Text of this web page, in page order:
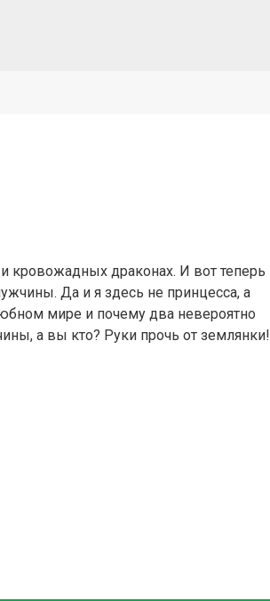
кровожадных драконах. И вот теперь
Да и я здесь не принцесса, а
мире и почему два невероятно
а вы кто? Руки прочь от землянки!